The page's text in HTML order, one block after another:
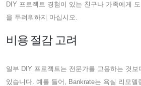
DIY 프로젝트 경험이 있는 친구나 가족에게
을 두려워하지 마십시오.
비용 절감 고려
일부 DIY 프로젝트는 전문가를 고용하는 것
있습니다. 예를 들어, Bankrate는 욕실 리모델